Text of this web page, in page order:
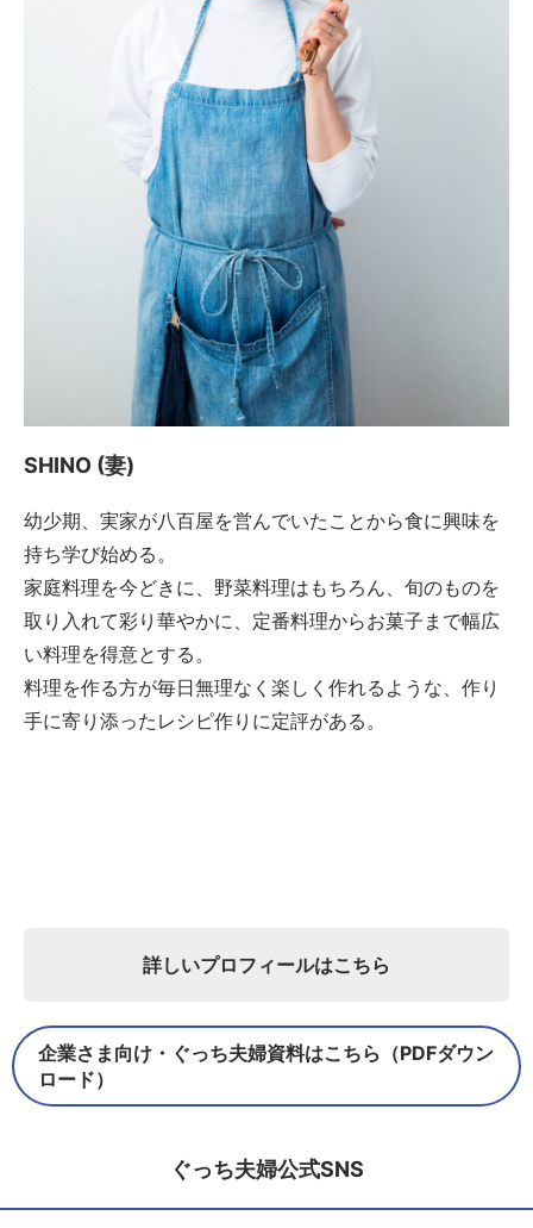
SHINO (妻)
幼少期、実家が八百屋を営んでいたことから食に興味を
持ち学び始める。
家庭料理を今どきに、野菜料理はもちろん、旬のものを
取り入れて彩り華やかに、定番料理からお菓子まで幅広
い料理を得意とする。
料理を作る方が毎日無理なく楽しく作れるような、作り
手に寄り添ったレシピ作りに定評がある。
詳しいプロフィールはこちら
企業さま向け・ぐっち夫婦資料はこちら（PDFダウン
ロード）
ぐっち夫婦公式SNS